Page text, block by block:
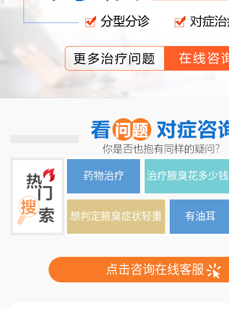
药物治疗 治疗腋臭花多少钱
想判定腋臭症状轻重 有油耳
点击咨询在线客服